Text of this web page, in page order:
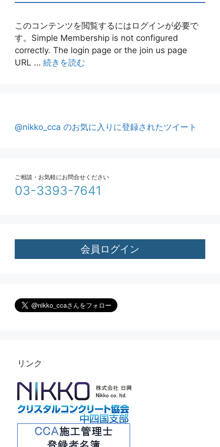
このコンテンツを閲覧するにはログインが必要で
す。Simple Membership is not configured
correctly. The login page or the join us page
URL … 続きを読む
@nikko_cca のお気に入りに登録されたツイート
ご相談・お気軽にお問合せください
03-3393-7641
会員ログイン
リンク